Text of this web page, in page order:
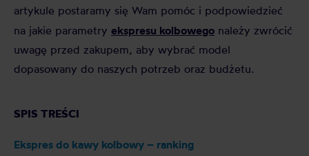
artykule postaramy się Wam pomóc i podpowiedzieć
na jakie parametry ekspresu kolbowego należy zwrócić
uwagę przed zakupem, aby wybrać model
dopasowany do naszych potrzeb oraz budżetu.
SPIS TREŚCI
Ekspres do kawy kolbowy – ranking